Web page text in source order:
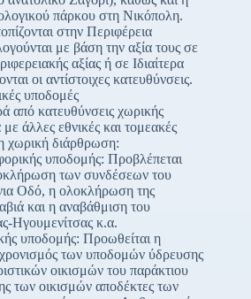
πάρκου στη Νικόπολη.
στην Περιφέρεια
με βάση την αξία τους σε
αξίας ή σε Ιδιαίτερα
οι αντίστοιχες κατευθύνσεις.
υποδομές
από κατευθύνσεις χωρικής
άλλες εθνικές και τομεακές
χωρική διάρθρωση:
υποδομής: Προβλέπεται
των συνδέσεων του
Οδό, η ολοκλήρωση της
και η αναβάθμιση του
Ηγουμενίτσας κ.α.
υποδομής: Προωθείται η
των υποδομών ύδρευσης
οικισμών του παράκτιου
των οικισμών αποδέκτες των